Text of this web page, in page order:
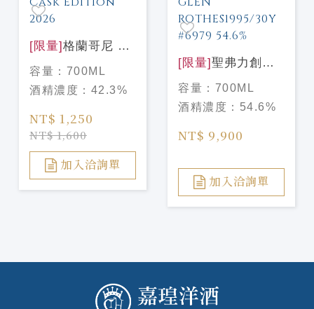
[限量] 格蘭哥尼 12
年PX 2026限定版
Glengoyne 12
Year Old PX Cask
Edition 2026
容量： 700ML
酒精濃度： 42.3%
NT$ 1,250
NT$ 1,600
加入洽詢單
[限量] 聖弗力創辦
人系列 格蘭路思
1995/30年#6979
54.6%單桶原酒
SIGNATORY
#6979 54.6%
容量： 700ML
酒精濃度： 54.6%
NT$ 9,900
加入洽詢單